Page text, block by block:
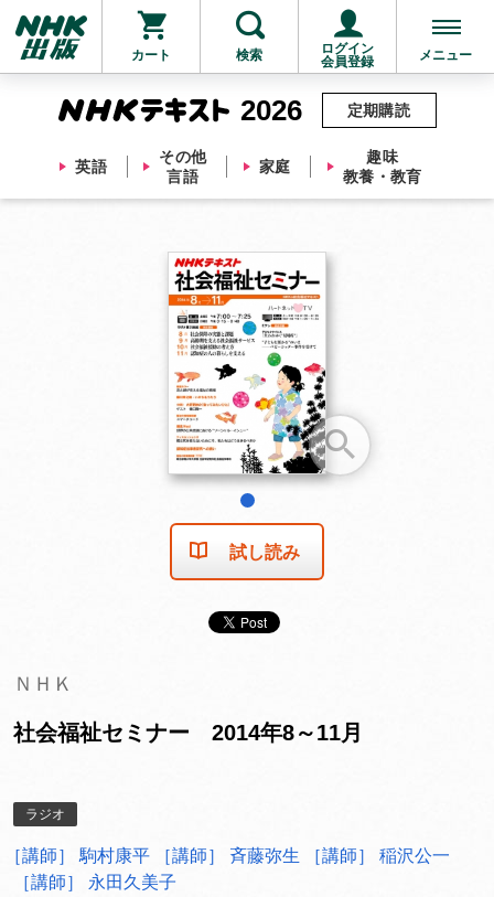
カート 検索
ログイン
会員登録
メニュー
2026
英語
その他
言語
家庭
趣味
教養・教育
定期購読
他にも商品を買う
試し読み
ＮＨＫ
社会福祉セミナー 2014年8～11月
ラジオ
［講師］ 駒村康平 ［講師］ 斉藤弥生
［講師］ 稲沢公一
［講師］ 永田久美子